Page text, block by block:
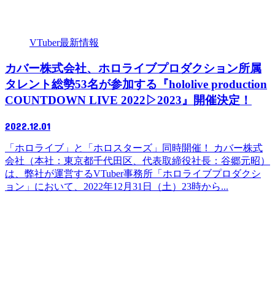
VTuber最新情報
カバー株式会社、ホロライブプロダクション所属
タレント総勢53名が参加する『hololive production
COUNTDOWN LIVE 2022▷2023』開催決定！
2022.12.01
「ホロライブ」と「ホロスターズ」同時開催！ カバー株式
会社（本社：東京都千代田区、代表取締役社長：谷郷元昭）
は、弊社が運営するVTuber事務所「ホロライブプロダクシ
ョン」において、2022年12月31日（土）23時から...